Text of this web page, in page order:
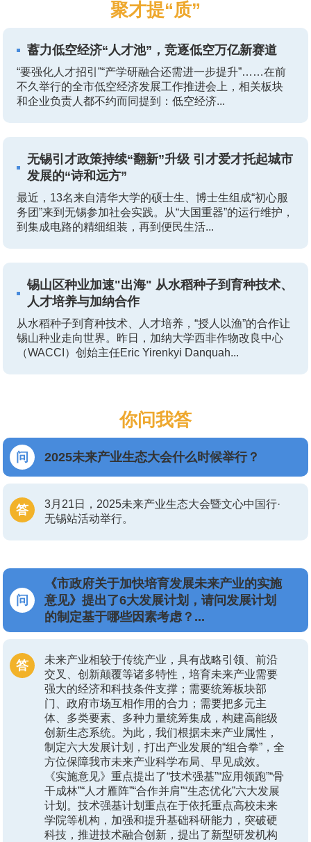
聚才提“质”
蓄力低空经济“人才池”，竞逐低空万亿新赛道
“要强化人才招引”“产学研融合还需进一步提升”……在前
不久举行的全市低空经济发展工作推进会上，相关板块
和企业负责人都不约而同提到：低空经济...
无锡引才政策持续“翻新”升级 引才爱才托起城市
发展的“诗和远方”
最近，13名来自清华大学的硕士生、博士生组成“初心服
务团”来到无锡参加社会实践。从“大国重器”的运行维护，
到集成电路的精细组装，再到便民生活...
锡山区种业加速"出海" 从水稻种子到育种技术、
人才培养与加纳合作
从水稻种子到育种技术、人才培养，“授人以渔”的合作让
锡山种业走向世界。昨日，加纳大学西非作物改良中心
（WACCI）创始主任Eric Yirenkyi Danquah...
你问我答
2025未来产业生态大会什么时候举行？
3月21日，2025未来产业生态大会暨文心中国行·
无锡站活动举行。
《市政府关于加快培育发展未来产业的实施
意见》提出了6大发展计划，请问发展计划
的制定基于哪些因素考虑？...
未来产业相较于传统产业，具有战略引领、前沿
交叉、创新颠覆等诸多特性，培育未来产业需要
强大的经济和科技条件支撑；需要统筹板块部
门、政府市场互相作用的合力；需要把多元主
体、多类要素、多种力量统筹集成，构建高能级
创新生态系统。为此，我们根据未来产业属性，
制定六大发展计划，打出产业发展的“组合拳”，全
方位保障我市未来产业科学布局、早见成效。
《实施意见》重点提出了“技术强基”“应用领跑”“骨
干成林”“人才雁阵”“合作并肩”“生态优化”六大发展
计划。技术强基计划重点在于依托重点高校未来
学院等机构，加强和提升基础科研能力，突破硬
科技，推进技术融合创新，提出了新型研发机构